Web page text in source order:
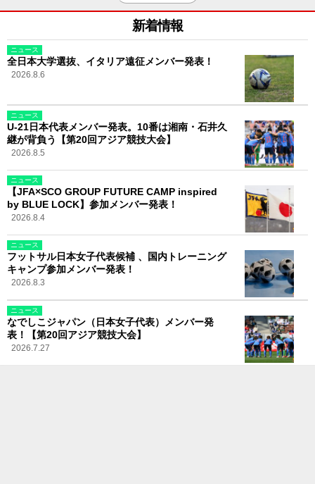
新着情報
ニュース
全日本大学選抜、イタリア遠征メンバー発表！
2026.8.6
ニュース
U-21日本代表メンバー発表。10番は湘南・石井久
継が背負う【第20回アジア競技大会】
2026.8.5
ニュース
【JFA×SCO GROUP FUTURE CAMP inspired
by BLUE LOCK】参加メンバー発表！
2026.8.4
ニュース
フットサル日本女子代表候補 、国内トレーニング
キャンプ参加メンバー発表！
2026.8.3
ニュース
なでしこジャパン（日本女子代表）メンバー発
表！【第20回アジア競技大会】
2026.7.27